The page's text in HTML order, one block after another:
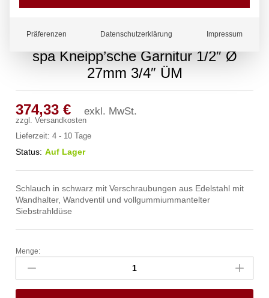
spa Kneipp’sche Garnitur 1/2″ Ø
27mm 3/4″ ÜM
374,33€ exkl. MwSt.
zzgl.Versandkosten
Lieferzeit:4 - 10 Tage
Status: Auf Lager
Schlauch in schwarz mit Verschraubungen aus Edelstahl mit
Wandhalter, Wandventil und vollgummiummantelter
Siebstrahldüse
spa
Kneipp'sche
Garnitur
1/2"
Menge:
Präferenzen Datenschutzerklärung Impressum